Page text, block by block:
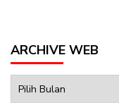
ARCHIVE WEB
Web